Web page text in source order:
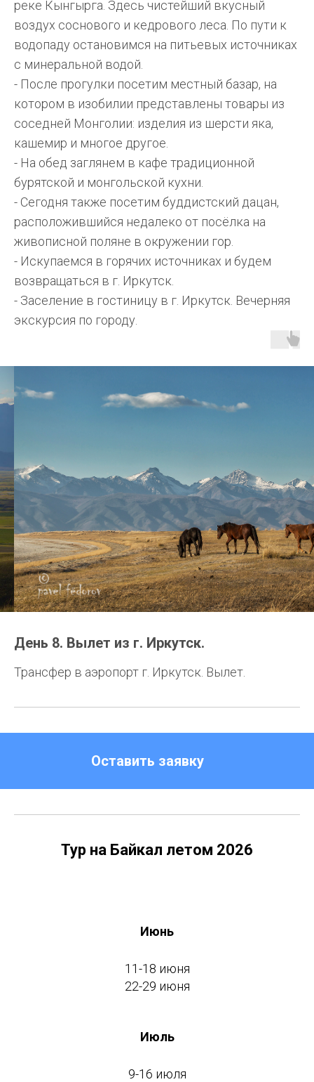
реке Кынгырга. Здесь чистейший вкусный
воздух соснового и кедрового леса. По пути к
водопаду остановимся на питьевых источниках
с минеральной водой.
- После прогулки посетим местный базар, на
котором в изобилии представлены товары из
соседней Монголии: изделия из шерсти яка,
кашемир и многое другое.
- На обед заглянем в кафе традиционной
бурятской и монгольской кухни.
- Сегодня также посетим буддистский дацан,
расположившийся недалеко от посёлка на
живописной поляне в окружении гор.
- Искупаемся в горячих источниках и будем
возвращаться в г. Иркутск.
- Заселение в гостиницу в г. Иркутск. Вечерняя
экскурсия по городу.
День 8. Вылет из г. Иркутск.
Трансфер в аэропорт г. Иркутск. Вылет.
Оставить заявку
Тур на Байкал летом 2026
Июнь
11-18 июня
22-29 июня
Июль
9-16 июля